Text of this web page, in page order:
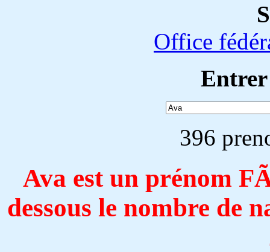
Office
396
Ava est un prénom
dessous le nombre de